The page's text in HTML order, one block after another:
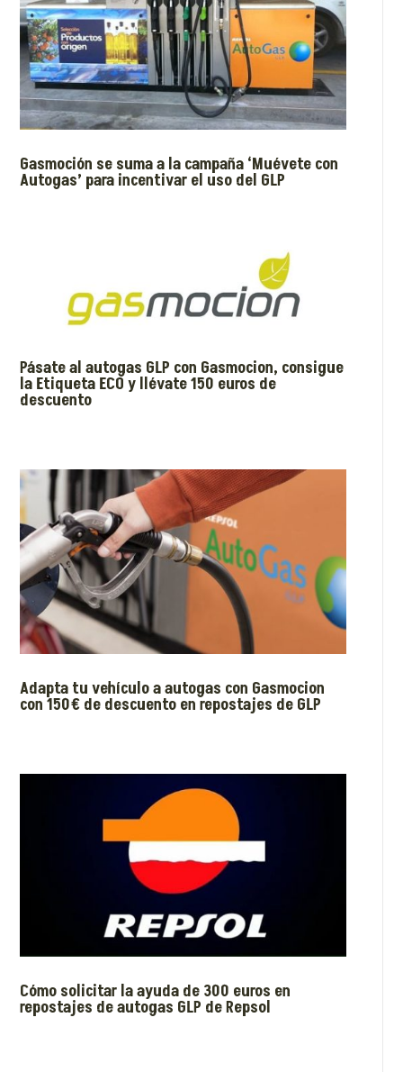
Gasmoción se suma a la campaña ‘Muévete con
Autogas’ para incentivar el uso del GLP
Pásate al autogas GLP con Gasmocion, consigue
la Etiqueta ECO y llévate 150 euros de
descuento
Adapta tu vehículo a autogas con Gasmocion
con 150€ de descuento en repostajes de GLP
Cómo solicitar la ayuda de 300 euros en
repostajes de autogas GLP de Repsol